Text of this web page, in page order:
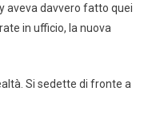
aveva davvero fatto quei
in ufficio, la nuova
Si sedette di fronte a